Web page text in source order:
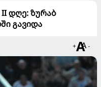
II დღე: ზურაბ
გავიდა
+ -